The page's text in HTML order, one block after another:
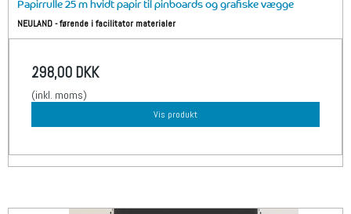
NEULAND - førende i facilitator materialer
298,00 DKK
(inkl. moms)
Vis produkt